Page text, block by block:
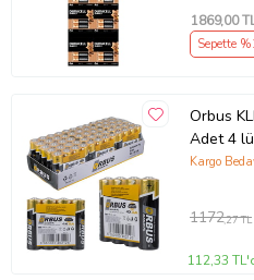
1869,00
Sepette
Orbus
Adet 4
Kargo
1172,27 TL
112,33